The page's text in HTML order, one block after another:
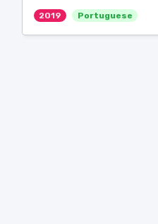
2019 Portuguese